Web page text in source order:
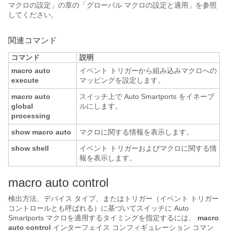
マクロの設定」の章の「グローバル マクロの設定と適用」を参照
してください。
関連コマンド
コマンド
説明
macro auto
execute
イベント トリガーから組み込みマクロへの
マッピングを設定します。
macro auto
global
processing
スイッチ上で Auto Smartports をイネーブ
ルにします。
show macro auto
マクロに関する情報を表示します。
show shell
イベント トリガーおよびマクロに関する情
報を表示します。
macro auto control
検出方法、デバイス タイプ、またはトリガー（イベント トリガー
コントロールとも呼ばれる）に基づいてスイッチに Auto
Smartports マクロを適用するタイミングを指定するには、
macro
auto control インターフェイス コンフィギュレーション コマン